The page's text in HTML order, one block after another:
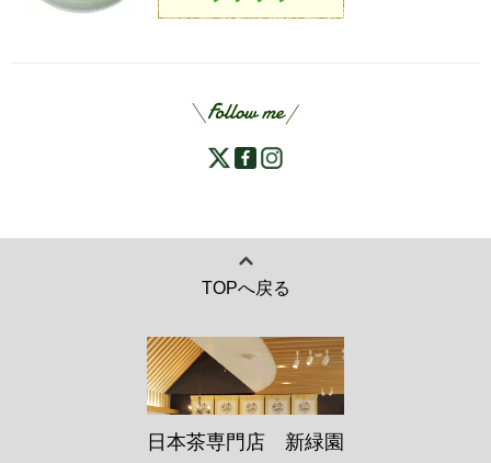
TOPへ戻る
日本茶専門店 新緑園